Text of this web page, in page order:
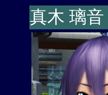
真木 璃音